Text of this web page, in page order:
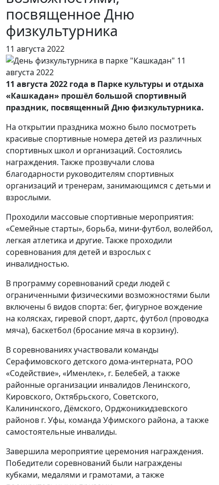
посвященное Дню
физкультурника
11 августа 2022
11 августа 2022 года в Парке культуры и отдыха
«Кашкадан» прошёл большой спортивный
праздник, посвященный Дню физкультурника.
На открытии праздника можно было посмотреть
красивые спортивные номера детей из различных
спортивных школ и организаций. Состоялись
награждения. Также прозвучали слова
благодарности руководителям спортивных
организаций и тренерам, занимающимся с детьми и
взрослыми.
Проходили массовые спортивные мероприятия:
«Семейные старты», борьба, мини-футбол, волейбол,
легкая атлетика и другие. Также проходили
соревнования для детей и взрослых с
инвалидностью.
В программу соревнований среди людей с
ограниченными физическими возможностями были
включены 6 видов спорта: бег, фигурное вождение
на колясках, гиревой спорт, дартс, футбол (проводка
мяча), баскетбол (бросание мяча в корзину).
В соревнованиях участвовали команды
Серафимовского детского дома-интерната, РОО
«Содействие», «Именлек», г. Белебей, а также
районные организации инвалидов Ленинского,
Кировского, Октябрьского, Советского,
Калининского, Дёмского, Орджоникидзевского
районов г. Уфы, команда Уфимского района, а также
самостоятельные инвалиды.
Завершила мероприятие церемония награждения.
Победители соревнований были награждены
кубками, медалями и грамотами, а также